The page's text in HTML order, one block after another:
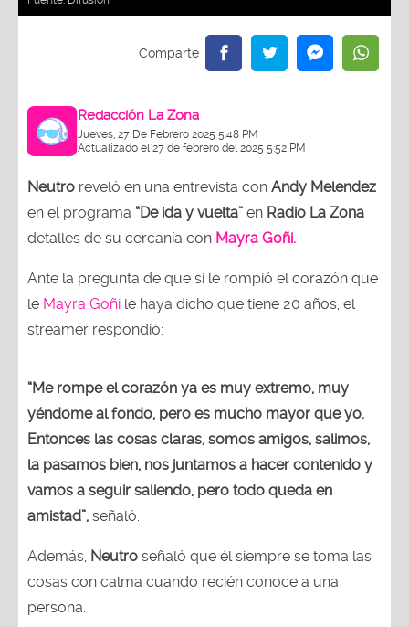
Jueves, 27 De Febrero 2025 5:48 PM
Actualizado el 27 de febrero del 2025 5:52 PM
en el programa“De ida y vuelta”enRadio La Zona
detalles de su cercanía con Mayra Goñi.
le Mayra Goñile haya dicho que tiene 20 años, el
streamer respondió:
yéndome al fondo, pero es mucho mayor que yo.
Entonces las cosas claras, somos amigos, salimos,
la pasamos bien, nos juntamos a hacer contenido y
vamos a seguir saliendo, pero todo queda en
amistad”,señaló.
cosas con calma cuando recién conoce a una
persona.